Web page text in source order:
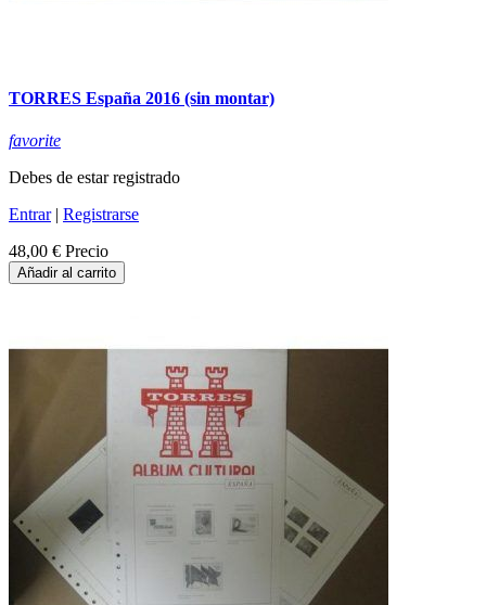
TORRES España 2016 (sin montar)
favorite
Debes de estar registrado
Entrar| Registrarse
48,00 € Precio
Añadir al carrito